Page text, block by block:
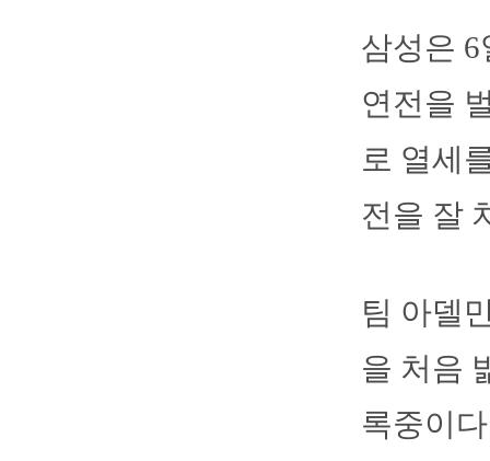
삼성은
연전을
로 열세
전을 잘
팀 아델
을 처음
록중이